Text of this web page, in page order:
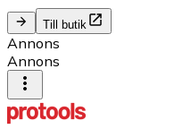
Till butik
Annons
Annons